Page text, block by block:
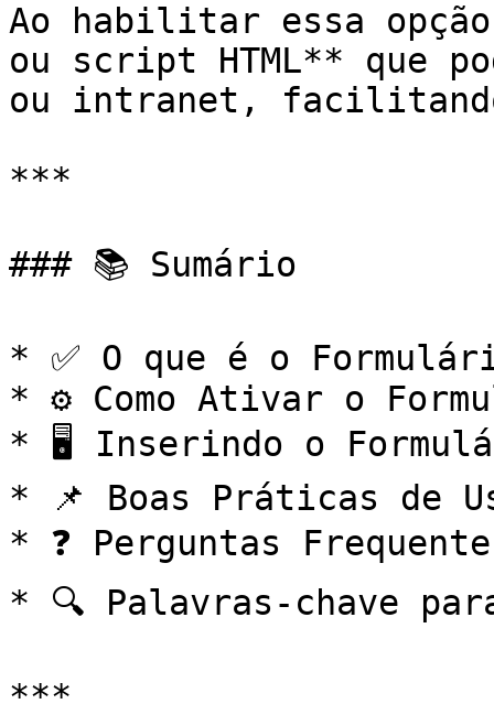
Ao habilitar essa
ou script HTML** que
ou intranet, facilitando
***
### 📚 Sumário
* ✅ O que é o
* ⚙️ Como Ativar o
* 🖥️ Inserindo o
* 📌 Boas Práticas de
* ❓ Perguntas
* 🔍 Palavras-chave